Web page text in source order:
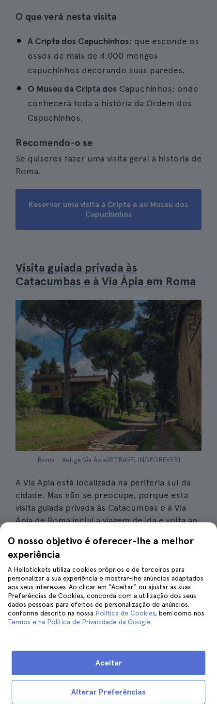
O que verá nesta visita
A Cripta dos Capuchinhos: que esconde os
ossos de mais de 4.000 monges
capuchinhos decorando suas paredes.
O Museu da Cripta dos Capuchinhos: onde
conhecerá toda a história da Ordem dos
Capuchinhos.
Recomendo-o se
Se quiseres fazer uma visita geral à história de
Roma.
Reservar uma visita à Cripta e ao Museu dos
Capuchinhos
Visita guiada privada às
Catacumbas e à Via Ápia em Roma
Roma - Antiga Via Ápia|©TRAVELINGFOREVER1
A Via Ápia está localizada na periferia sul da
cidade. Mas não se preocupe, porque esta
visita guiada privada às Catacumbas e à Via
Ápia de Roma inclui a viagem de ida e volta ao
Neste passeio, que dura aproximadamente 3
horas, visitará a Via Ápia, o Mausoléu de
Cecília Metell e as catacumbas cristãs
subterrâneas. É também uma opção muito
interessante porque pode escolher visitar
São Calisto, São Sebastião ou Santa Domitila.
O que verás nesta visita
Visita à Via Ápia: considerada a primeira
O nosso objetivo é oferecer-lhe a melhor
experiência
A Hellotickets utiliza cookies próprios e de terceiros para
personalizar a sua experiência e mostrar-lhe anúncios adaptados
aos seus interesses. Ao clicar em “Aceitar” ou ajustar as suas
Preferências de Cookies, concorda com a utilização dos seus
dados pessoais para efeitos de personalização de anúncios,
conforme descrito na nossa Política de Cookies, bem como nos
Termos e na Política de Privacidade da Google.
Alterar Preferências
Aceitar